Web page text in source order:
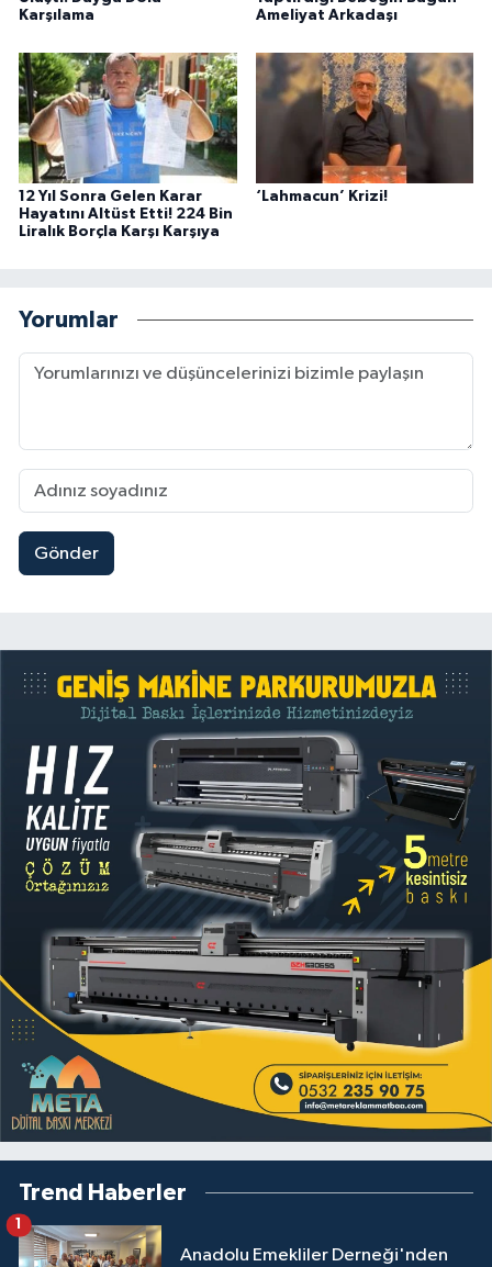
Karşılama
Ameliyat Arkadaşı
12 Yıl Sonra Gelen Karar
Hayatını Altüst Etti! 224 Bin
Liralık Borçla Karşı Karşıya
‘Lahmacun’ Krizi!
Yorumlar
Gönder
Trend Haberler
Anadolu Emekliler Derneği'nden
1